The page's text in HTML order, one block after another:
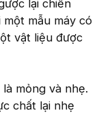
lại chiến
mẫu máy có
vật liệu được
mỏng và nhẹ.
chất lại nhẹ